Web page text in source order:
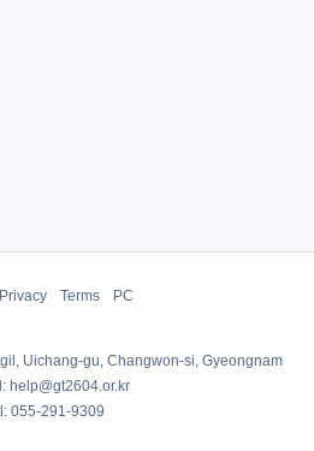
Privacy Terms PC
Uichang-gu, Changwon-si, Gyeongnam
help@gt2604.or.kr
055-291-9309